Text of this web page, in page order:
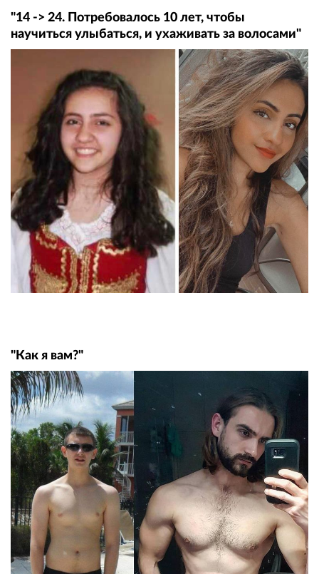
"14 -> 24. Потребовалось 10 лет, чтобы
научиться улыбаться, и ухаживать за волосами"
"Как я вам?"